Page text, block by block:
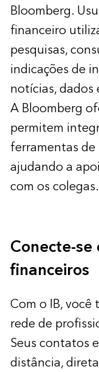
Bloomberg.
financeiro
pesquisas,
indicações de
notícias, dados
A Bloomberg
permitem
ferramentas
ajudando a
com os colegas.
Conecte-se
financeiros
Com o IB, você
rede de
Seus contatos
distância,